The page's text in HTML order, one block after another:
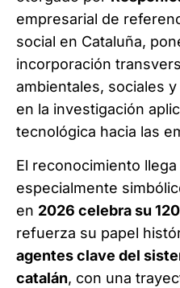
empresarial de
social en Cataluña,
incorporación
ambientales, sociales
en la investigación
tecnológica hacia las
El reconocimiento
especialmente
en 2026 celebra su
refuerza su papel
agentes clave del
catalán, con una